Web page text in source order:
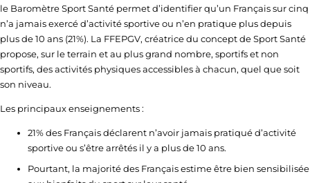
le Baromètre Sport Santé permet d’identifier qu’un Français sur cinq
n’a jamais exercé d’activité sportive ou n’en pratique plus depuis
plus de 10 ans (21%). La FFEPGV, créatrice du concept de Sport Santé
propose, sur le terrain et au plus grand nombre, sportifs et non
sportifs, des activités physiques accessibles à chacun, quel que soit
son niveau.
Les principaux enseignements :
21% des Français déclarent n’avoir jamais pratiqué d’activité
sportive ou s’être arrêtés il y a plus de 10 ans.
Pourtant, la majorité des Français estime être bien sensibilisée